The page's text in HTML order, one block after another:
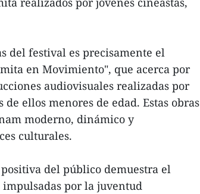
del festival es precisamente el
en Movimiento", que acerca por
audiovisuales realizadas por
ellos menores de edad. Estas obras
moderno, dinámico y
culturales.
del público demuestra el
por la juventud